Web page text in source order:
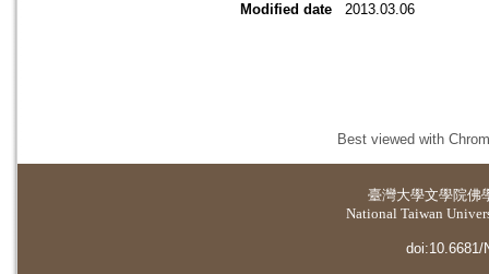
Modified date
2013.03.06
Best viewed with
臺灣大學文學院佛
National Taiwan
doi:10.6681/